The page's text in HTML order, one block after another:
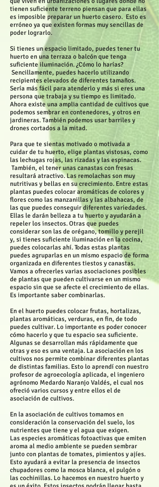
tienen suficiente terreno piensan que para ellas
es imposible preparar un huerto casero. Esto es
erróneo ya que existen formas muy sencillas de
poder lograrlo.
Si tienes un espacio limitado, puedes tener tu
huerto en una terraza o balcón que tenga
suficiente iluminación. ¿Cómo lo harías?
Sencillamente, puedes hacerlo utilizando
recipientes elevados de diferentes tamaños.
Sería más fácil para atenderlo y más si eres una
persona que trabaja y su tiempo es limitado.
Ahora existe una amplia cantidad de cultivos que
podemos sembrar en contenedores, y otros en
jardineras. También podemos usar barriles y
drones cortados a la mitad.
Para que te sientas motivado o motivada a
cuidar de tu huerto, elige plantas vistosas, como
las lechugas rojas, las rizadas y las espinacas.
También, el tener unas canastas con fresas
resultará atractivo. Las remolachas son muy
nutritivas y bellas en su crecimiento. Entre estas
plantas puedes colocar aromáticas de colores y
flores como las manzanillas y las albahacas, de
las que puedes conseguir diferentes variedades.
Ellas le darán belleza a tu huerto y ayudarán a
repeler los insectos. Otras que puedes
considerar son las de orégano, tomillo y perejil
y, si tienes suficiente iluminación en la cocina,
puedes colocarlas ahí. Todas estas plantas
puedes agruparlas en un mismo espacio de forma
organizada en diferentes tiestos y canastas.
Vamos a ofrecerles varias asociaciones posibles
de plantas que pueden cultivarse en un mismo
espacio sin que se afecte el crecimiento de ellas.
Es importante saber combinarlas.
En el huerto puedes colocar frutas, hortalizas,
plantas aromáticas, verduras, en fin, de todo
puedes cultivar. Lo importante es poder conocer
cómo hacerlo y que tu espacio sea suficiente.
Algunas se desarrollan más rápidamente que
otras y eso es una ventaja. La asociación en los
cultivos nos permite combinar diferentes plantas
de distintas familias. Esto lo aprendí con nuestro
profesor de agroecología aplicada, el ingeniero
agrónomo Medardo Naranjo Valdés, el cual nos
ofreció varios cursos y entre ellos el de
asociación de cultivos.
En la asociación de cultivos tomamos en
consideración la conservación del suelo, los
nutrientes que tiene y el agua que exigen.
Las especies aromáticas fotoactivas que emiten
aroma al medio ambiente se pueden sembrar
junto con plantas de tomates, pimientos y ajíes.
Esto ayudará a evitar la presencia de insectos
chupadores como la mosca blanca, el pulgón o
las cochinillas. Lo hacemos en nuestro huerto y